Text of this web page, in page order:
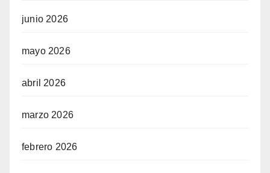
junio 2026
mayo 2026
abril 2026
marzo 2026
febrero 2026